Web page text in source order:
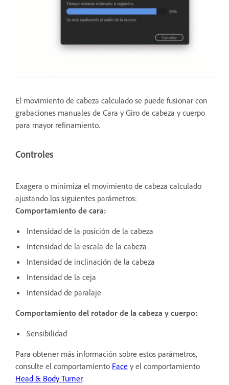
El movimiento de cabeza calculado se puede fusionar con
grabaciones manuales de Cara y Giro de cabeza y cuerpo
para mayor refinamiento.
Controles
Exagera o minimiza el movimiento de cabeza calculado
ajustando los siguientes parámetros:
Comportamiento de cara:
Intensidad de la posición de la cabeza
Intensidad de la escala de la cabeza
Intensidad de inclinación de la cabeza
Intensidad de la ceja
Intensidad de paralaje
Comportamiento del rotador de la cabeza y cuerpo:
Sensibilidad
Para obtener más información sobre estos parámetros,
consulte el comportamiento Face y el comportamiento
Head & Body Turner.